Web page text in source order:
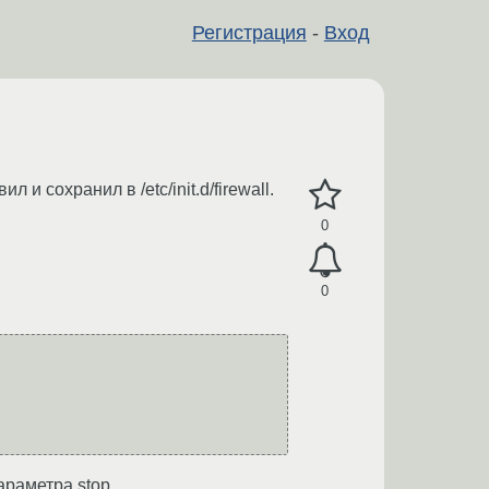
Регистрация - Вход
0
0
и сохранил в /etc/init.d/firewall.
stop.